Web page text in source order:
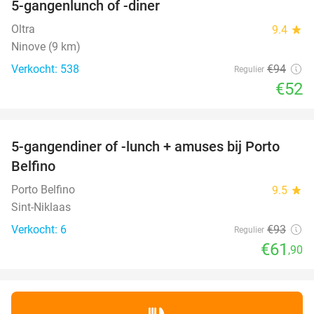
5-gangenlunch of -diner
Oltra 9.4 star
Ninove (9 km)
Verkocht: 538
Regulier €94
€52
33%
NEW
TODAY
5-gangendiner of -lunch + amuses bij Porto
Belfino
Porto Belfino 9.5 star
Sint-Niklaas
Verkocht: 6
Regulier €93
€61 ,90